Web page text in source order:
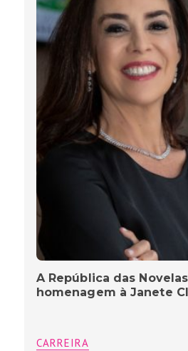
A República das
homenagem à Janete
CARREIRA